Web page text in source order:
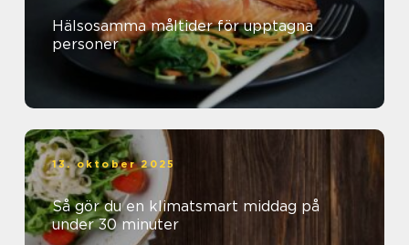
Hälsosamma måltider för upptagna
personer
13. oktober 2025
Så gör du en klimatsmart middag på
under 30 minuter